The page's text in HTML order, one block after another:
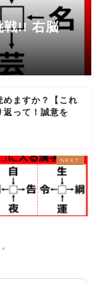
戦!! 右脳
めますか？【これ
返って！誠意を